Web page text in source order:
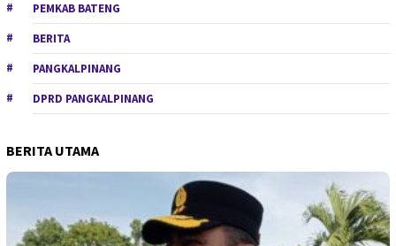
PEMKAB BATENG
BERITA
PANGKALPINANG
DPRD PANGKALPINANG
BERITA UTAMA